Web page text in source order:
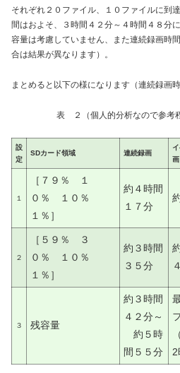
それぞれ２０ファイル、１０ファイルに到
間はおよそ、３時間４２分～４時間４８分
容量は考慮していません、また連続録画時
合は結果が異なります）。
まとめると以下の様になります（連続録画
表 ２（個人的分析なので参考
設
定
SDカード領域 連続録画
画
１
［７９％ １
０％ １０％
１％］
約４時間
１７分
２
［５９％ ３
０％ １０％
１％］
約３時間
３５分
３ 残容量
約３時間
４２分～
約５時
間５５分
2